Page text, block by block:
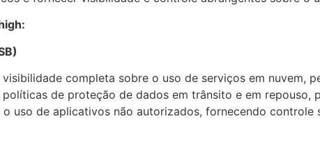
visibilidade completa sobre o uso de serviços em nuvem,
políticas de proteção de dados em trânsito e em repouso,
uso de aplicativos não autorizados, fornecendo